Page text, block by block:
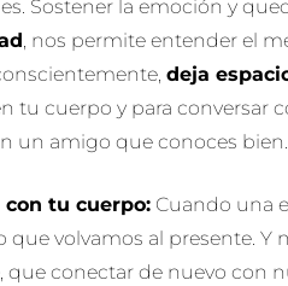
Sostener la emoción y
, nos permite entender el
deja
tu cuerpo y para conversar
un amigo que conoces bien.
con tu cuerpo:Cuando una
que volvamos al presente. Y
que conectar de nuevo con